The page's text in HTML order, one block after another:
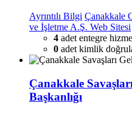
Ayrıntılı Bilgi Çanakkale
ve İşletme A.Ş. Web Sitesi
4 adet entegre
0 adet kimlik
Çanakkale
Başkanlığı